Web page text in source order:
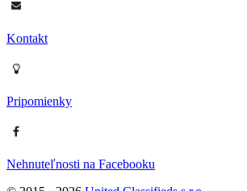
Kontakt
Pripomienky
Nehnuteľnosti na Facebooku